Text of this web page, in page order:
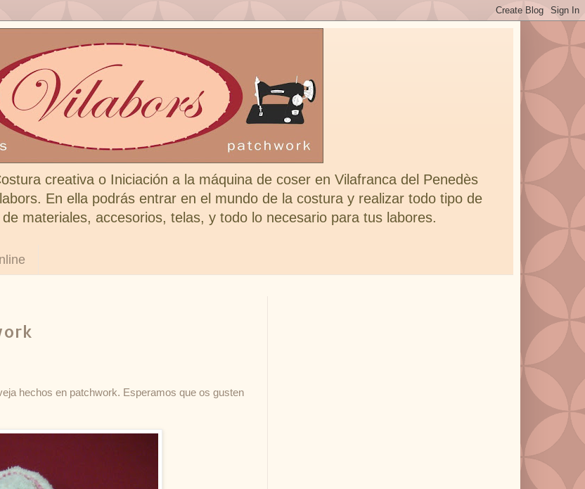
creativa o Iniciación a la máquina de coser en Vilafranca del Penedès
En ella podrás entrar en el mundo de la costura y realizar todo tipo de
materiales, accesorios, telas, y todo lo necesario para tus labores.
hechos en patchwork. Esperamos que os gusten